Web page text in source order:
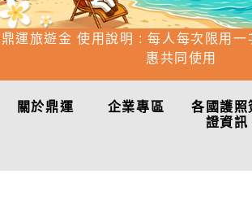
鼎運旅遊金 使用說明 : 每人每次限用
惠共同使用
關於鼎運 企業專區
各國護照
證資訊